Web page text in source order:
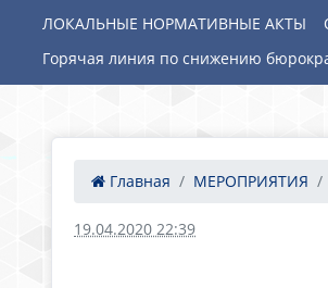
ЛОКАЛЬНЫЕ НОРМАТИВНЫЕ АКТЫ
Горячая линия по снижению
Главная МЕРОПРИЯТИЯ
19.04.2020 22:39